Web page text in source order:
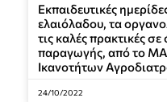
Εκπαιδευτικές
ελαιόλαδου, τα
τις καλές πρακτικές
παραγωγής, από το
Ικανοτήτων
24/10/2022